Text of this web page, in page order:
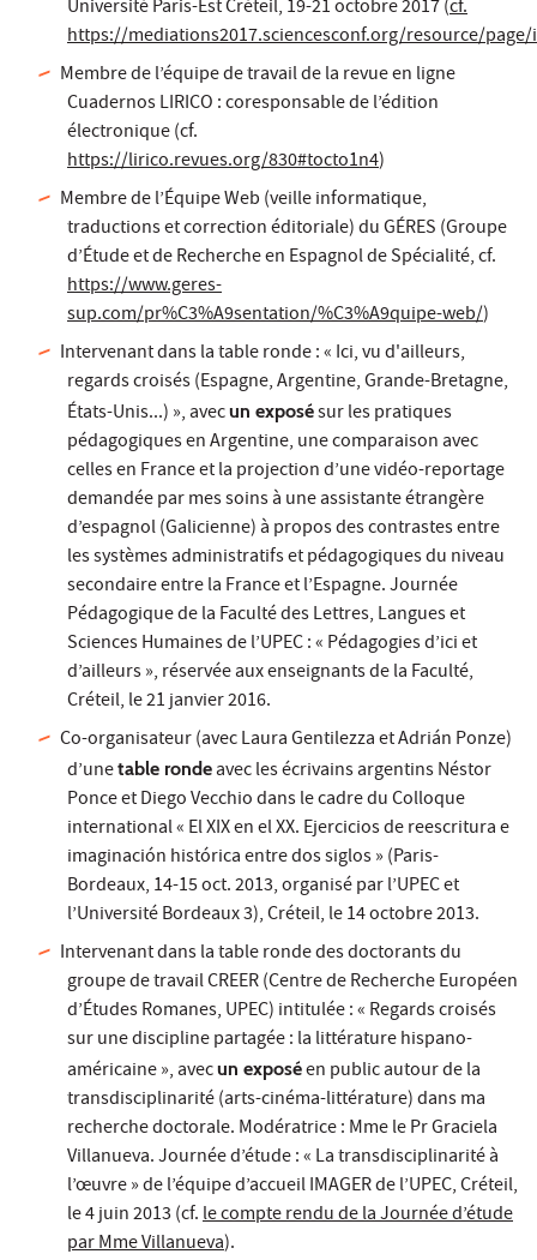
Université Paris-Est Créteil, 19-21 octobre 2017 (cf.
https://mediations2017.sciencesconf.org/resource/
Membre de l’équipe de travail de la revue en ligne
Cuadernos LIRICO : coresponsable de l’édition
électronique (cf.
https://lirico.revues.org/830#tocto1n4)
Membre de l’Équipe Web (veille informatique,
traductions et correction éditoriale) du GÉRES (Groupe
d’Étude et de Recherche en Espagnol de Spécialité, cf.
https://www.geres-
sup.com/pr%C3%A9sentation/%C3%A9quipe-web/)
Intervenant dans la table ronde : « Ici, vu d'ailleurs,
regards croisés (Espagne, Argentine, Grande-Bretagne,
États-Unis...) », avecun exposésur les pratiques
pédagogiques en Argentine, une comparaison avec
celles en France et la projection d’une vidéo-reportage
demandée par mes soins à une assistante étrangère
d’espagnol (Galicienne) à propos des contrastes entre
les systèmes administratifs et pédagogiques du niveau
secondaire entre la France et l’Espagne. Journée
Pédagogique de la Faculté des Lettres, Langues et
Sciences Humaines de l’UPEC : « Pédagogies d’ici et
d’ailleurs », réservée aux enseignants de la Faculté,
Créteil, le 21 janvier 2016.
Co-organisateur (avec Laura Gentilezza et Adrián Ponze)
d’unetable rondeavec les écrivains argentins Néstor
Ponce et Diego Vecchio dans le cadre du Colloque
international « El XIX en el XX. Ejercicios de reescritura e
imaginación histórica entre dos siglos » (Paris-
Bordeaux, 14-15 oct. 2013, organisé par l’UPEC et
l’Université Bordeaux 3), Créteil, le 14 octobre 2013.
Intervenant dans la table ronde des doctorants du
groupe de travail CREER (Centre de Recherche Européen
d’Études Romanes, UPEC) intitulée : « Regards croisés
sur une discipline partagée : la littérature hispano-
américaine », avecun exposéen public autour de la
transdisciplinarité (arts-cinéma-littérature) dans ma
recherche doctorale. Modératrice : Mme le Pr Graciela
Villanueva. Journée d’étude : « La transdisciplinarité à
l’œuvre » de l’équipe d’accueil IMAGER de l’UPEC, Créteil,
le 4 juin 2013 (cf.le compte rendu de la Journée d’étude
par Mme Villanueva).